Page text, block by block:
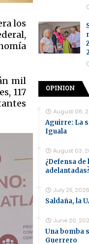
los
mil
117
OPINION
August 06,
Aguirre: La
Iguala
August 03,
¿Defensa
July 25, 2026
Saldaña, la
June 20,
Una bomba
Guerrero